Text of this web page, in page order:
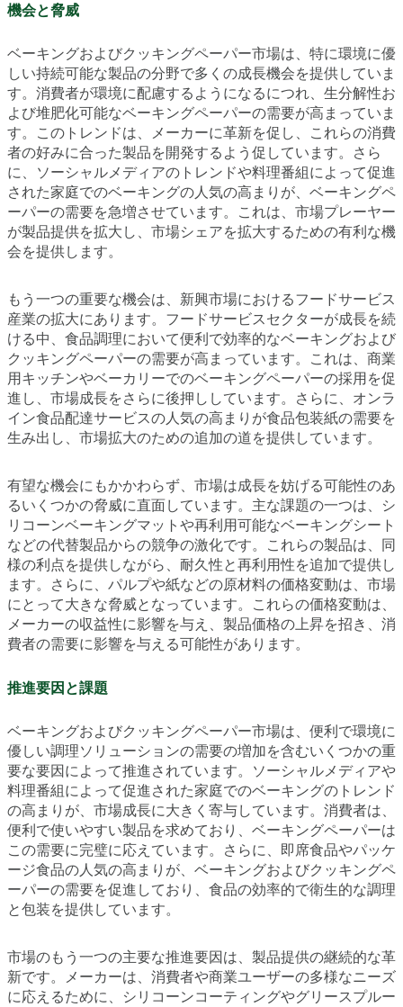
機会と脅威
ベーキングおよびクッキングペーパー市場は、特に環境に優
しい持続可能な製品の分野で多くの成長機会を提供していま
す。消費者が環境に配慮するようになるにつれ、生分解性お
よび堆肥化可能なベーキングペーパーの需要が高まっていま
す。このトレンドは、メーカーに革新を促し、これらの消費
者の好みに合った製品を開発するよう促しています。さら
に、ソーシャルメディアのトレンドや料理番組によって促進
された家庭でのベーキングの人気の高まりが、ベーキングペ
ーパーの需要を急増させています。これは、市場プレーヤー
が製品提供を拡大し、市場シェアを拡大するための有利な機
会を提供します。
もう一つの重要な機会は、新興市場におけるフードサービス
産業の拡大にあります。フードサービスセクターが成長を続
ける中、食品調理において便利で効率的なベーキングおよび
クッキングペーパーの需要が高まっています。これは、商業
用キッチンやベーカリーでのベーキングペーパーの採用を促
進し、市場成長をさらに後押ししています。さらに、オンラ
イン食品配達サービスの人気の高まりが食品包装紙の需要を
生み出し、市場拡大のための追加の道を提供しています。
有望な機会にもかかわらず、市場は成長を妨げる可能性のあ
るいくつかの脅威に直面しています。主な課題の一つは、シ
リコーンベーキングマットや再利用可能なベーキングシート
などの代替製品からの競争の激化です。これらの製品は、同
様の利点を提供しながら、耐久性と再利用性を追加で提供し
ます。さらに、パルプや紙などの原材料の価格変動は、市場
にとって大きな脅威となっています。これらの価格変動は、
メーカーの収益性に影響を与え、製品価格の上昇を招き、消
費者の需要に影響を与える可能性があります。
推進要因と課題
ベーキングおよびクッキングペーパー市場は、便利で環境に
優しい調理ソリューションの需要の増加を含むいくつかの重
要な要因によって推進されています。ソーシャルメディアや
料理番組によって促進された家庭でのベーキングのトレンド
の高まりが、市場成長に大きく寄与しています。消費者は、
便利で使いやすい製品を求めており、ベーキングペーパーは
この需要に完璧に応えています。さらに、即席食品やパッケ
ージ食品の人気の高まりが、ベーキングおよびクッキングペ
ーパーの需要を促進しており、食品の効率的で衛生的な調理
と包装を提供しています。
市場のもう一つの主要な推進要因は、製品提供の継続的な革
新です。メーカーは、消費者や商業ユーザーの多様なニーズ
に応えるために、シリコーンコーティングやグリースプルー